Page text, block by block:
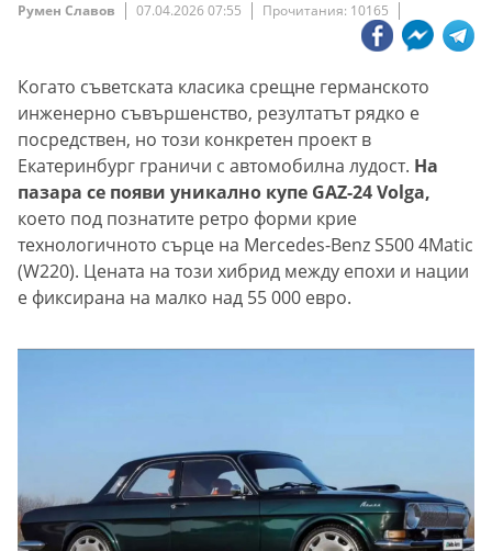
Румен Славов 07.04.2026 07:55 Прочитания: 10165
Когато съветската класика срещне германското
инженерно съвършенство, резултатът рядко е
посредствен, но този конкретен проект в
Екатеринбург граничи с автомобилна лудост. На
пазара се появи уникално купе GAZ-24 Volga,
което под познатите ретро форми крие
технологичното сърце на Mercedes-Benz S500 4Matic
(W220). Цената на този хибрид между епохи и нации
е фиксирана на малко над 55 000 евро.